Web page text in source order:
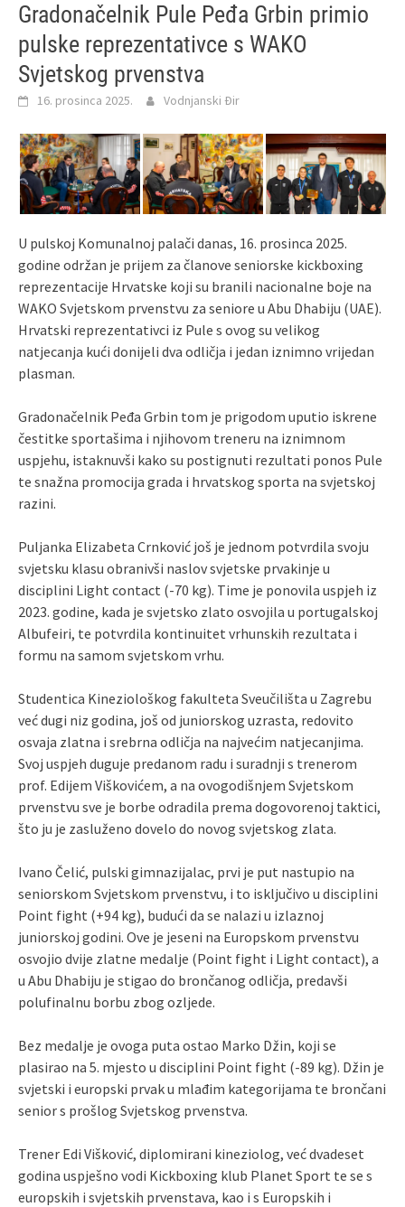
Gradonačelnik Pule Peđa Grbin primio
pulske reprezentativce s WAKO
Svjetskog prvenstva
16. prosinca 2025. Vodnjanski Đir
U pulskoj Komunalnoj palači danas, 16. prosinca 2025.
godine održan je prijem za članove seniorske kickboxing
reprezentacije Hrvatske koji su branili nacionalne boje na
WAKO Svjetskom prvenstvu za seniore u Abu Dhabiju (UAE).
Hrvatski reprezentativci iz Pule s ovog su velikog
natjecanja kući donijeli dva odličja i jedan iznimno vrijedan
plasman.
Gradonačelnik Peđa Grbin tom je prigodom uputio iskrene
čestitke sportašima i njihovom treneru na iznimnom
uspjehu, istaknuvši kako su postignuti rezultati ponos Pule
te snažna promocija grada i hrvatskog sporta na svjetskoj
razini.
Puljanka Elizabeta Crnković još je jednom potvrdila svoju
svjetsku klasu obranivši naslov svjetske prvakinje u
disciplini Light contact (-70 kg). Time je ponovila uspjeh iz
2023. godine, kada je svjetsko zlato osvojila u portugalskoj
Albufeiri, te potvrdila kontinuitet vrhunskih rezultata i
formu na samom svjetskom vrhu.
Studentica Kineziološkog fakulteta Sveučilišta u Zagrebu
već dugi niz godina, još od juniorskog uzrasta, redovito
osvaja zlatna i srebrna odličja na najvećim natjecanjima.
Svoj uspjeh duguje predanom radu i suradnji s trenerom
prof. Edijem Viškovićem, a na ovogodišnjem Svjetskom
prvenstvu sve je borbe odradila prema dogovorenoj taktici,
što ju je zasluženo dovelo do novog svjetskog zlata.
Ivano Čelić, pulski gimnazijalac, prvi je put nastupio na
seniorskom Svjetskom prvenstvu, i to isključivo u disciplini
Point fight (+94 kg), budući da se nalazi u izlaznoj
juniorskoj godini. Ove je jeseni na Europskom prvenstvu
osvojio dvije zlatne medalje (Point fight i Light contact), a
u Abu Dhabiju je stigao do brončanog odličja, predavši
polufinalnu borbu zbog ozljede.
Bez medalje je ovoga puta ostao Marko Džin, koji se
plasirao na 5. mjesto u disciplini Point fight (-89 kg). Džin je
svjetski i europski prvak u mlađim kategorijama te brončani
senior s prošlog Svjetskog prvenstva.
Trener Edi Višković, diplomirani kineziolog, već dvadeset
godina uspješno vodi Kickboxing klub Planet Sport te se s
europskih i svjetskih prvenstava, kao i s Europskih i